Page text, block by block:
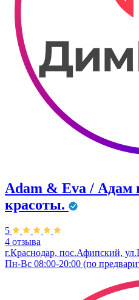
Adam & Eva / Адам
красоты.
5
4 отзыва
г.Краснодар, пос.Афипский,
Пн-Вс 08:00-20:00 (по